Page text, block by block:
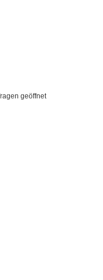
geöffnet